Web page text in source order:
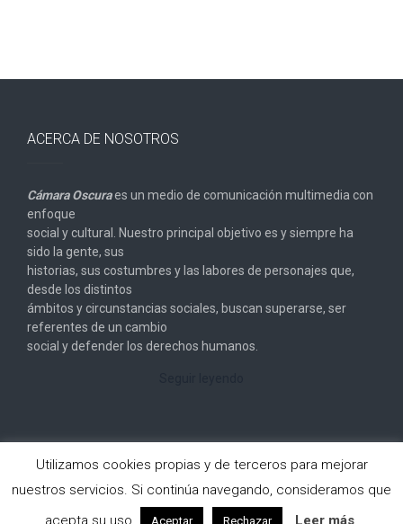
ACERCA DE NOSOTROS
Cámara Oscuraes un medio de comunicación multimedia con
enfoque
social y cultural. Nuestro principal objetivo es y siempre ha
sido la gente, sus
historias, sus costumbres y las labores de personajes que,
desde los distintos
ámbitos y circunstancias sociales, buscan superarse, ser
referentes de un cambio
social y defender los derechos humanos.
Copyright © 2026Cámara Oscura. All rights reserved.
Utilizamos cookies propias y de terceros para mejorar
nuestros servicios. Si continúa navegando, consideramos que
acepta su uso.
Aceptar Rechazar Leer más